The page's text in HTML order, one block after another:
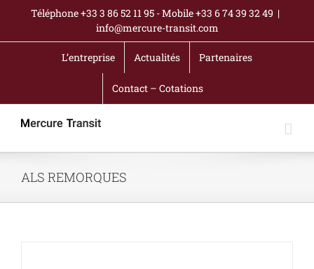
Passer
contenu
Téléphone +33 3 86 52 11 95 - Mobile +33 6 74 39 32 49 |
info@mercure-transit.com
L’entreprise Actualités Partenaires
Contact – Cotations
ALS REMORQUES